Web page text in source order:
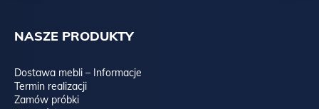
NASZE PRODUKTY
Dostawa mebli – Informacje
Termin realizacji
Zamów próbki